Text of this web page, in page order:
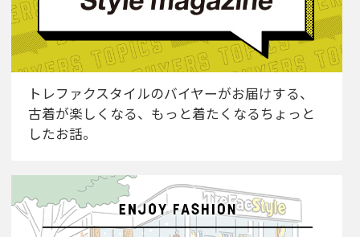
トレファクスタイルのバイヤーがお届けする、
古着が楽しくなる、もっと着たくなるちょっと
したお話。